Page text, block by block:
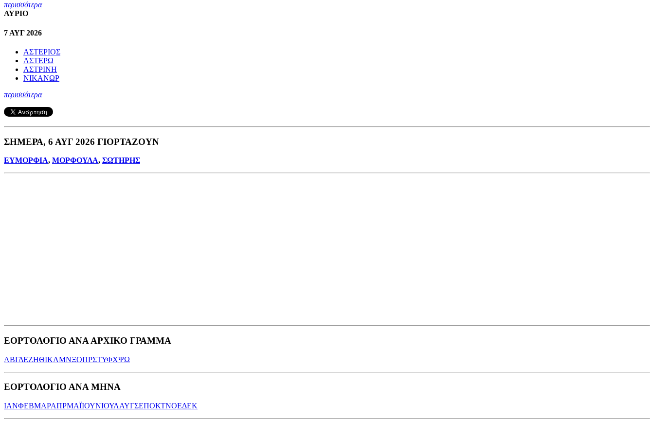
περισσότερα
ΑΥΡΙΟ
7 ΑΥΓ 2026
ΑΣΤΕΡΙΟΣ
ΑΣΤΕΡΩ
ΑΣΤΡΙΝΗ
ΝΙΚΑΝΩΡ
περισσότερα
ΣΗΜΕΡΑ, 6 ΑΥΓ 2026 ΓΙΟΡΤΑΖΟΥΝ
ΕΥΜΟΡΦΙΑ, ΜΟΡΦΟΥΛΑ, ΣΩΤΗΡΗΣ
ΕΟΡΤΟΛΟΓΙΟ ΑΝΑ ΑΡΧΙΚΟ ΓΡΑΜΜΑ
ΑΒΓΔΕΖΗΘΙΚΛΜΝΞΟΠΡΣΤΥΦΧΨΩ
ΕΟΡΤΟΛΟΓΙΟ ΑΝΑ ΜΗΝΑ
ΙΑΝΦΕΒΜΑΡΑΠΡΜΑΪΙΟΥΝΙΟΥΛΑΥΓΣΕΠΟΚΤΝΟΕΔΕΚ